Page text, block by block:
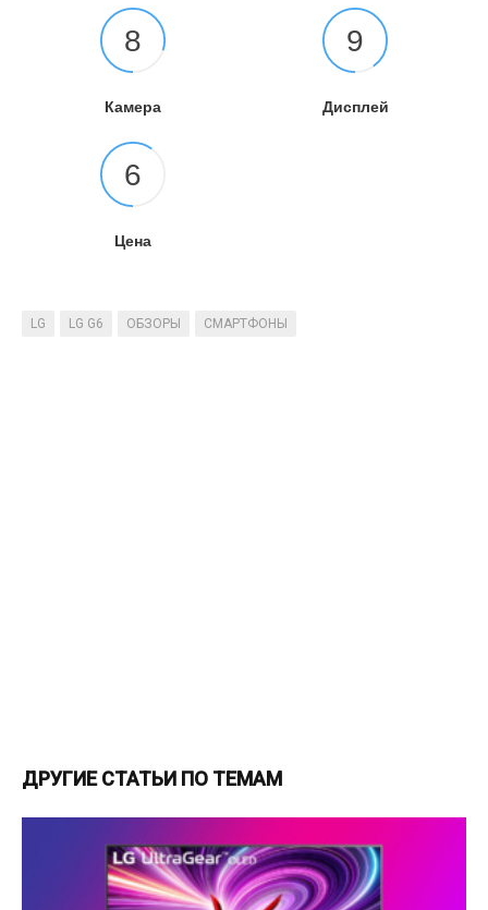
8
Камера
9
Дисплей
6
Цена
LG LG G6 ОБЗОРЫ СМАРТФОНЫ
ДРУГИЕ СТАТЬИ ПО ТЕМАМ